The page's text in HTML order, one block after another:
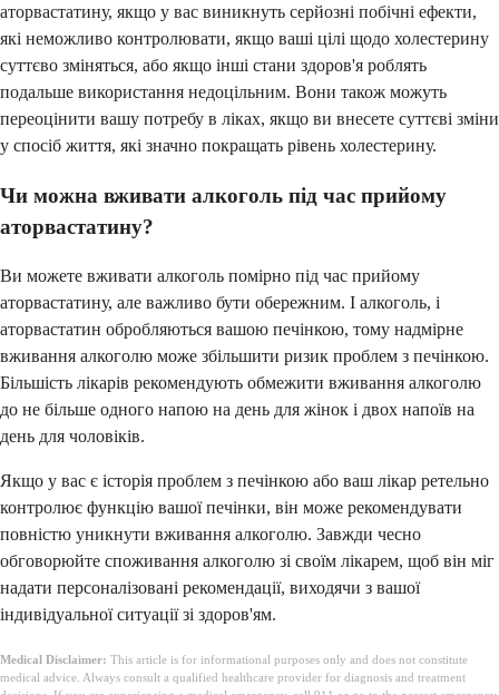
аторвастатину, якщо у вас виникнуть серйозні побічні ефекти,
які неможливо контролювати, якщо ваші цілі щодо холестерину
суттєво зміняться, або якщо інші стани здоров'я роблять
подальше використання недоцільним. Вони також можуть
переоцінити вашу потребу в ліках, якщо ви внесете суттєві зміни
у спосіб життя, які значно покращать рівень холестерину.
Чи можна вживати алкоголь під час прийому
аторвастатину?
Ви можете вживати алкоголь помірно під час прийому
аторвастатину, але важливо бути обережним. І алкоголь, і
аторвастатин обробляються вашою печінкою, тому надмірне
вживання алкоголю може збільшити ризик проблем з печінкою.
Більшість лікарів рекомендують обмежити вживання алкоголю
до не більше одного напою на день для жінок і двох напоїв на
день для чоловіків.
Якщо у вас є історія проблем з печінкою або ваш лікар ретельно
контролює функцію вашої печінки, він може рекомендувати
повністю уникнути вживання алкоголю. Завжди чесно
обговорюйте споживання алкоголю зі своїм лікарем, щоб він міг
надати персоналізовані рекомендації, виходячи з вашої
індивідуальної ситуації зі здоров'ям.
Medical Disclaimer: This article is for informational purposes only and does not constitute
medical advice. Always consult a qualified healthcare provider for diagnosis and treatment